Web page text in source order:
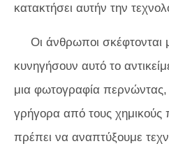
κατακτήσει αυτήν την
Οι άνθρωποι σκέφτονται
κυνηγήσουν αυτό το
μια φωτογραφία περνώντας,
γρήγορα από τους
πρέπει να αναπτύξουμε